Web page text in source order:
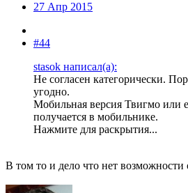
27 Апр 2015
#44
stasok написал(а):
Не согласен категорически.
угодно.
Мобильная версия Твигмо или
получается в мобильнике.
Нажмите для раскрытия...
В том то и дело что нет возможности